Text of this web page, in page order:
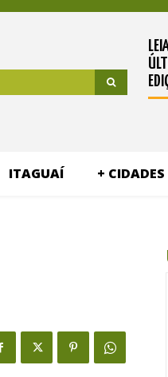
ITAGUAÍ + CIDADES